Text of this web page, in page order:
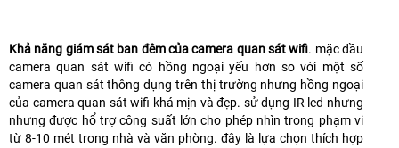
Khả năng giám sát ban đêm của camera quan sát wifi. mặc dầu
camera quan sát wifi có hồng ngoại yếu hơn so với một số
camera quan sát thông dụng trên thị trường nhưng hồng ngoại
của camera quan sát wifi khá mịn và đẹp. sử dụng IR led nhưng
nhưng được hổ trợ công suất lớn cho phép nhìn trong phạm vi
từ 8-10 mét trong nhà và văn phòng. đây là lựa chọn thích hợp